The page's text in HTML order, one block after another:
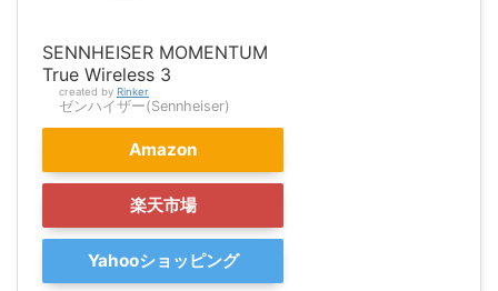
SENNHEISER MOMENTUM
True Wireless 3
created by Rinker
ゼンハイザー(Sennheiser)
Amazon
楽天市場
Yahooショッピング